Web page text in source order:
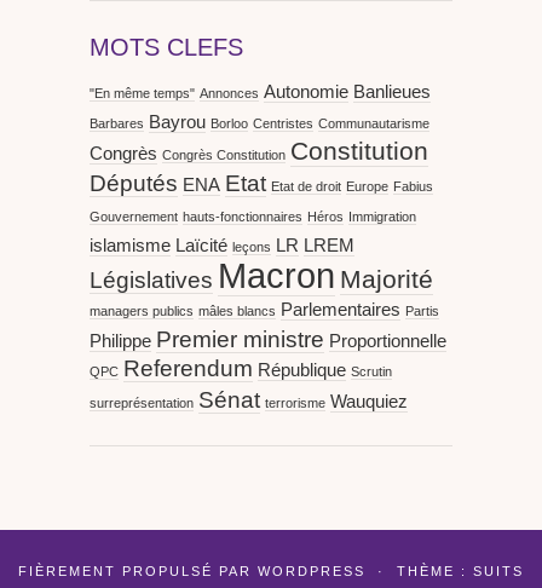
MOTS CLEFS
"En même temps" Annonces Autonomie Banlieues
Barbares Bayrou Borloo Centristes Communautarisme
Congrès Congrès Constitution Constitution
Députés ENA Etat Etat de droit Europe Fabius
Gouvernement hauts-fonctionnaires Héros Immigration
islamisme Laïcité leçons LR LREM
Législatives Macron Majorité
managers publics mâles blancs Parlementaires Partis
Philippe Premier ministre Proportionnelle
QPC Referendum République Scrutin
surreprésentation Sénat terrorisme Wauquiez
FIÈREMENT PROPULSÉ PAR WORDPRESS · THÈME : SUITS